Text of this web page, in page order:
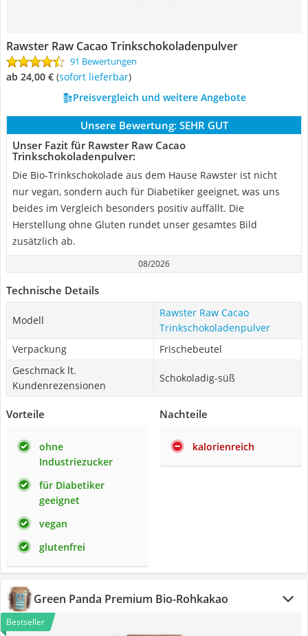
Rawster Raw Cacao Trinkschokoladenpulver
91 Bewertungen
ab 24,00 € ( Sofort lieferbar)
Preisvergleich und weitere Angebote
Unsere Bewertung: SEHR GUT
Unser Fazit für Rawster Raw Cacao
Trinkschokoladenpulver:
Die Bio-Trinkschokolade aus dem Hause Rawster ist nicht
nur vegan, sondern auch für Diabetiker geeignet, was uns
beides im Vergleich besonders positiv auffällt. Die
Herstellung ohne Gluten rundet unser gesamtes Bild
zusätzlich ab.
08/2026
Technische Details
Modell
Rawster Raw Cacao
Trinkschokoladenpulver
Verpackung
Frischebeutel
Geschmack lt.
Kundenrezensionen
Schokoladig-süß
Vorteile
ohne
Industriezucker
für Diabetiker
geeignet
vegan
glutenfrei
Nachteile
kalorienreich
Green Panda Premium Bio-Rohkakao
Bestseller